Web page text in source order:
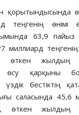
қорытындысында
теңгенің өнімі
63,9
миллиард
өткен жылдың
өсу қарқыны
үздік бестіктің
саласында 45,6
өткен жылдың